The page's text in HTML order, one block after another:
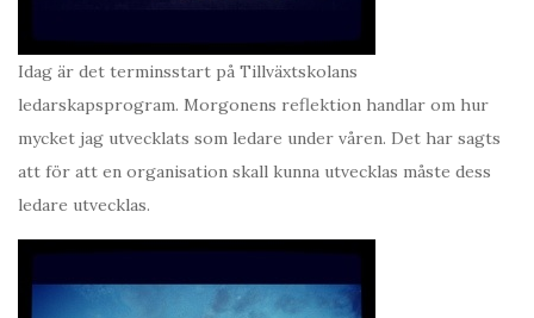
Idag är det terminsstart på Tillväxtskolans
ledarskapsprogram. Morgonens reflektion handlar om hur
mycket jag utvecklats som ledare under våren. Det har sagts
att för att en organisation skall kunna utvecklas måste dess
ledare utvecklas.